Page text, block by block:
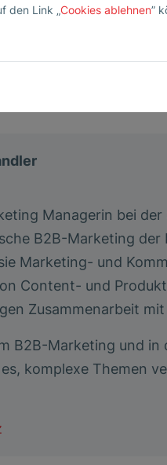
Managerin bei der
B2B-Marketing der
Marketing- und
Content- und
Zusammenarbeit
B2B-Marketing und
komplexe Themen
den Link „Cookies ablehnen”